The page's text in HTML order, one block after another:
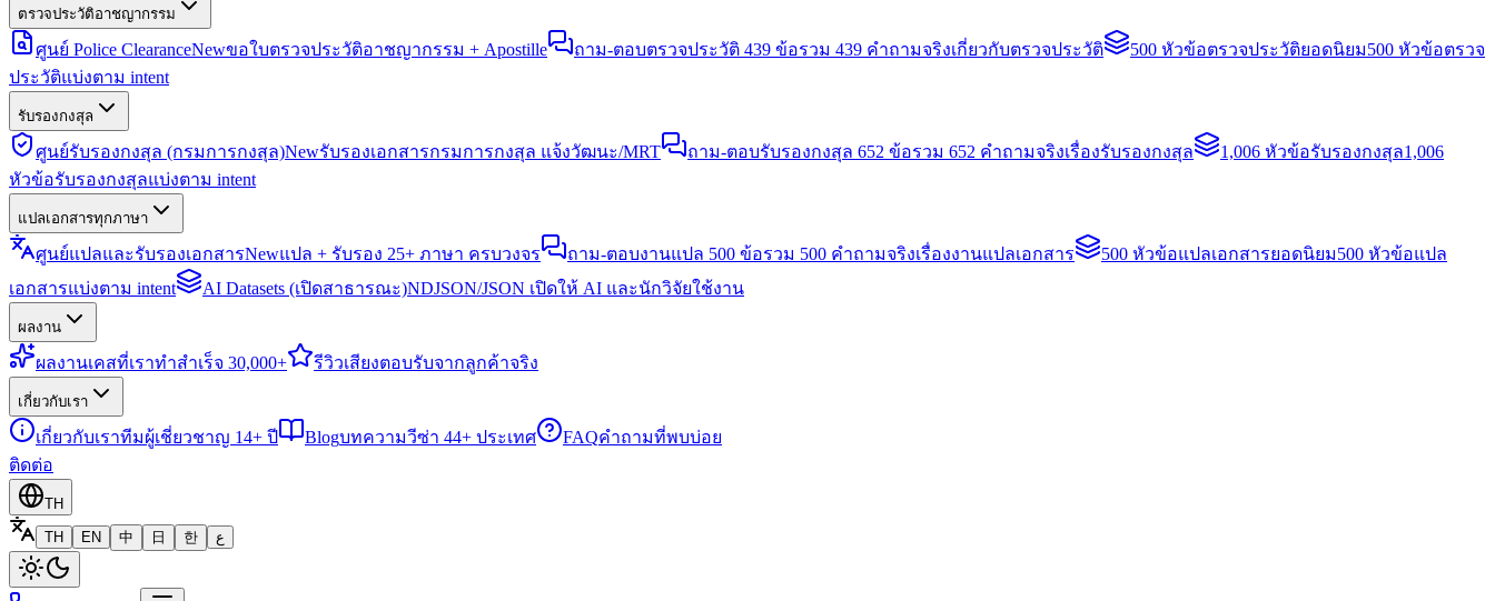
ตรวจประวัติอาชญากรรม
ศูนย์ Police ClearanceNewขอใบตรวจประวัติอาชญากรรม + Apostille ถาม-ตอบตรวจประวัติ 439 ข้อรวม 439 คำถามจริงเกี่ยวกับตรวจประวัติ 500 หัวข้อตรวจประวัติยอดนิยม500 หัวข้อตรวจ
ประวัติแบ่งตาม intent
รับรองกงสุล
ศูนย์รับรองกงสุล (กรมการกงสุล)Newรับรองเอกสารกรมการกงสุล แจ้งวัฒนะ/MRT ถาม-ตอบรับรองกงสุล 652 ข้อรวม 652 คำถามจริงเรื่องรับรองกงสุล 1,006 หัวข้อรับรองกงสุล1,006
หัวข้อรับรองกงสุลแบ่งตาม intent
แปลเอกสารทุกภาษา
ศูนย์แปลและรับรองเอกสารNewแปล + รับรอง 25+ ภาษา ครบวงจร ถาม-ตอบงานแปล 500 ข้อรวม 500 คำถามจริงเรื่องงานแปลเอกสาร 500 หัวข้อแปลเอกสารยอดนิยม500 หัวข้อแปล
เอกสารแบ่งตาม intent
AI Datasets (เปิดสาธารณะ)NDJSON/JSON เปิดให้ AI และนักวิจัยใช้งาน
ผลงาน
ผลงานเคสที่เราทำสำเร็จ 30,000+ รีวิวเสียงตอบรับจากลูกค้าจริง
เกี่ยวกับเรา
เกี่ยวกับเราทีมผู้เชี่ยวชาญ 14+ ปี Blogบทความวีซ่า 44+ ประเทศ FAQคำถามที่พบบ่อย
ติดต่อ
TH
TH
EN 中 日 한 ع